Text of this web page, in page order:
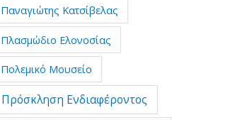
Παναγιώτης Κατσίβελας
Πλασμώδιο Ελονοσίας
Πολεμικό Μουσείο
Πρόσκληση Ενδιαφέροντος